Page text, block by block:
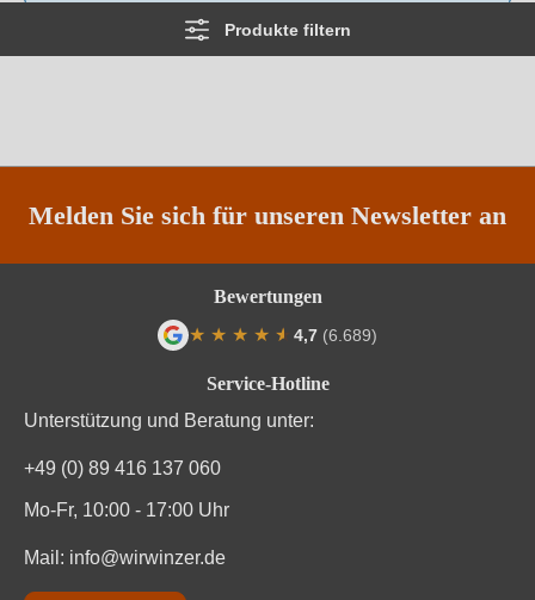
Produkte filtern
Melden Sie sich für unseren Newsletter an
Service-Hotline
Unterstützung und Beratung unter:
+49 (0) 89 416 137 060
Mo-Fr, 10:00 - 17:00 Uhr
Mail: info@wirwinzer.de
Bewertungen
★ ★ ★ ★ ★
★ 4,7 (6.689)